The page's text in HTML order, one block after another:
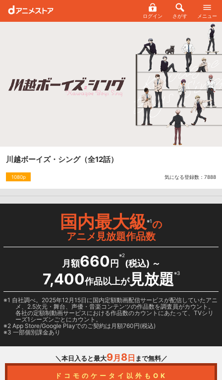
ログイン さがす メニュー
川越ボーイズ・シング（全12話）
1080p 気になる登録数： 7888
国内最大級※1の
アニメ見放題作品数
月額660 円
※2
(税込) ～
7,400作品以上が見放題※3
1 自社調べ。2025年12月15日に国内定額動画配信サービスが配信していたアニ
メ、2.5次元・舞台、声優・音楽コンテンツの作品数を調査員がカウント。
各社の定額制動画サービスにおける作品数のカウントにあたって、TVシリ
ーズ1シーズンごとにカウント。
2 App Store/Google Playでのご契約は月額760円(税込)
3 一部個別課金あり
＼本日入ると最大9月 8日 まで無料／
ドコモのケータイ以外もOK